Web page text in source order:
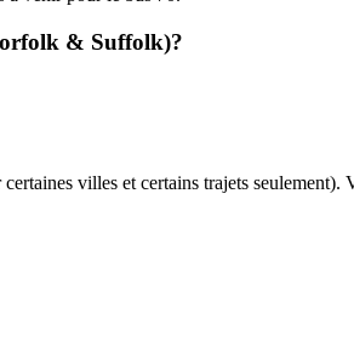
& Suffolk)?
villes et certains trajets seulement).